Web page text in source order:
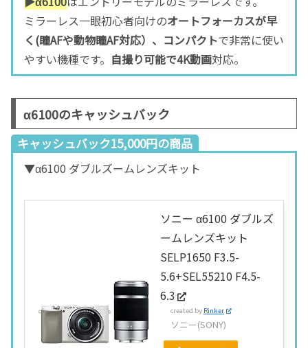
ミラーレス一眼初心者向けのオートフォーカスが早
く(瞳AFや動物瞳AF対応）、コンパクトで非常に使い
やすい機種です。 自撮り可能で4K動画対応。
α6100のキャッシュバック
キャッシュバック15,000円の商品
▼α6100 ダブルズームレンズキット
ソニー α6100 ダブルズ
ームレンズキット
SELP1650 F3.5-
5.6+SEL55210 F4.5-
6.3
created by Rinker
ソニー(SONY)